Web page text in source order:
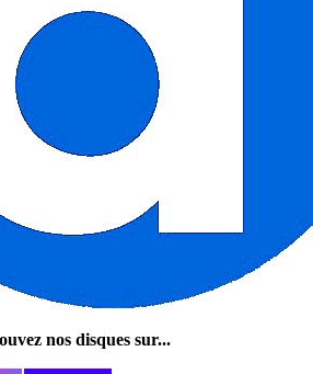
nos disques sur...